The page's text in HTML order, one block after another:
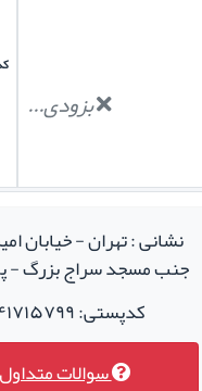
بزودی...
نشانی : تهران - خیابان
جنب مسجد سراج بزرگ -
کدپستی: ۱۱۴۱۷۱۵۷۹۹
سوالات متداول